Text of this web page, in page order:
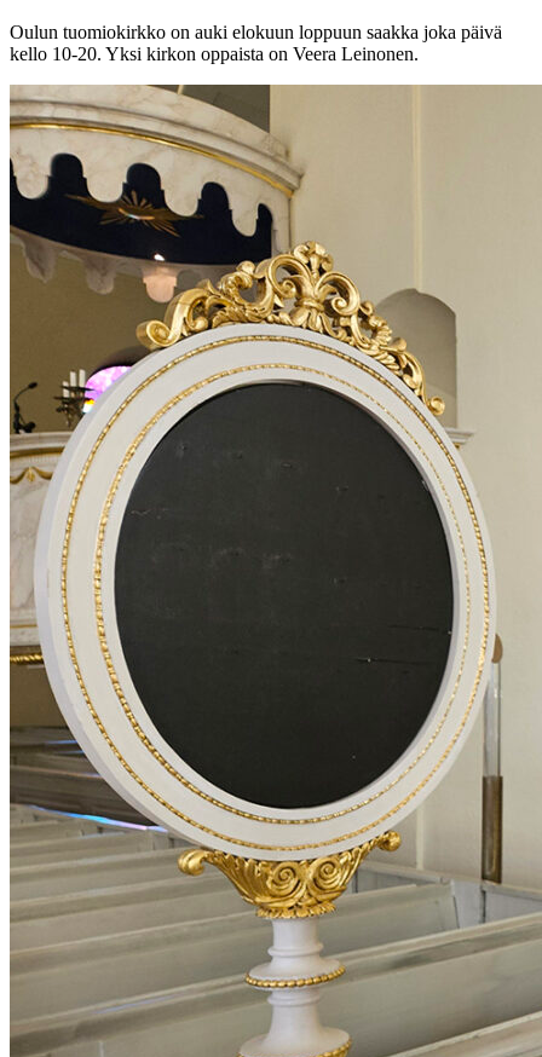
Oulun tuomiokirkko on auki elokuun loppuun saakka joka päivä
kello 10-20. Yksi kirkon oppaista on Veera Leinonen.